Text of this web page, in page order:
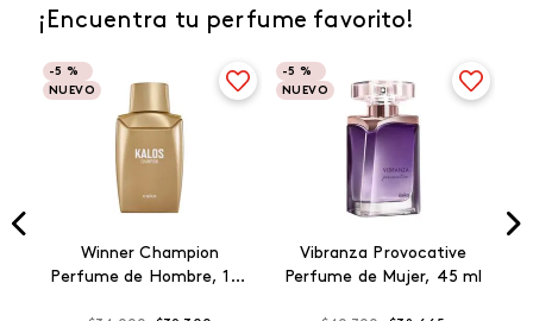
¡Encuentra tu perfume favorito!
-5 %
NUEVO
Winner Champion
Perfume de Hombre, 100
-5 %
NUEVO
Vibranza Provocative
Perfume de Mujer, 45 ml